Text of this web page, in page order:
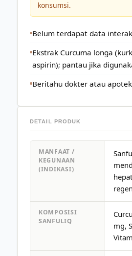
konsumsi.
Belum terdapat data
Ekstrak Curcuma longa
aspirin); pantau jika
Beritahu dokter atau
DETAIL PRODUK
MANFAAT /
KEGUNAAN
(INDIKASI)
KOMPOSISI
SANFULIQ
mg,